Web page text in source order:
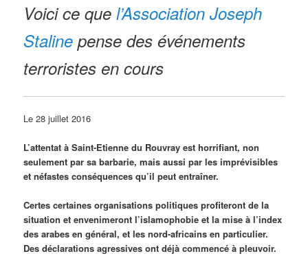
Voici ce quel’Association Joseph
Staline pense des événements
terroristes en cours
Le 28 juillet 2016
L’attentat à Saint-Etienne du Rouvray est horrifiant, non
seulement par sa barbarie, mais aussi par les imprévisibles
et néfastes conséquences qu’il peut entraîner.
Certes certaines organisations politiques profiteront de la
situation et envenimeront l’islamophobie et la mise à l’index
des arabes en général, et les nord-africains en particulier.
Des déclarations agressives ont déjà commencé à pleuvoir.